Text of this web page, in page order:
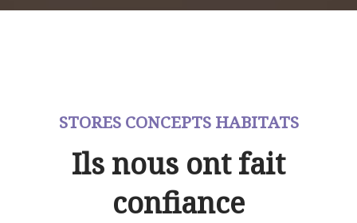
STORES CONCEPTS HABITATS
Ils nous ont fait
confiance